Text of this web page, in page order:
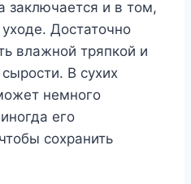
заключается и в том,
Достаточно
влажной тряпкой и
В сухих
немного
его
сохранить